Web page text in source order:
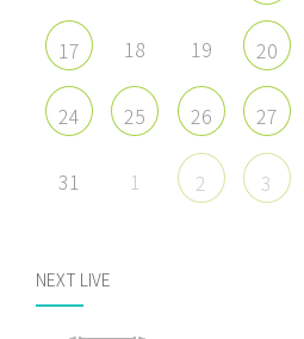
17 18 19 20
24 25 26 27
31 1 2 3
NEXT LIVE